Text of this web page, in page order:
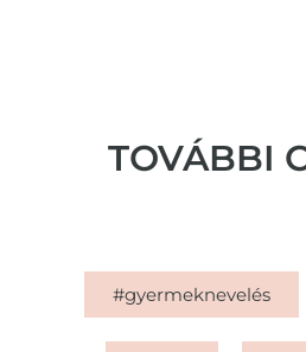
TOVÁBBI
#gyermeknevelés